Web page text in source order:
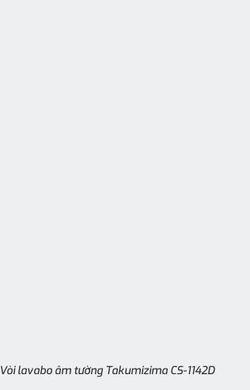
Vòi lavabo âm tường Takumizima CS-1142D